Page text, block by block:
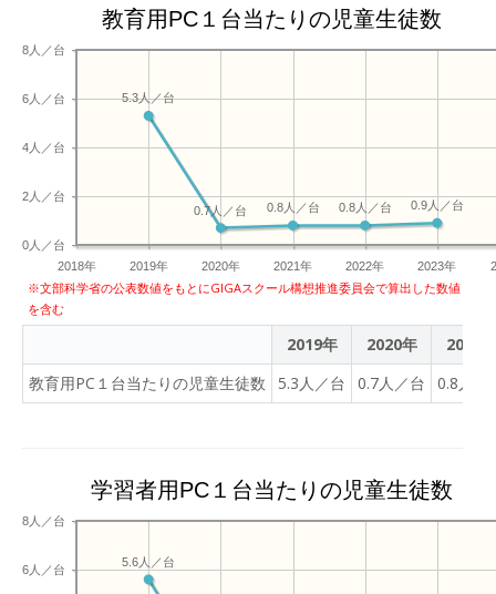
教育用PC１台当たりの児童生徒数
2018年 2019年 2020年 2021年 2022年 2023年
0人／台
2人／台
4人／台
6人／台
8人／台
0.9人／台
0.8人／台
0.8人／台
0.7人／台
5.3人／台
※文部科学省の公表数値をもとにGIGAスクール構想推進委員会で算出した数値
を含む
2019年 2020年
2021年
教育用PC１台当たりの児童生徒数
5.3人／台 0.7人／台 0.8人／
学習者用PC１台当たりの児童生徒数
6人／台
8人／台
5.6人／台